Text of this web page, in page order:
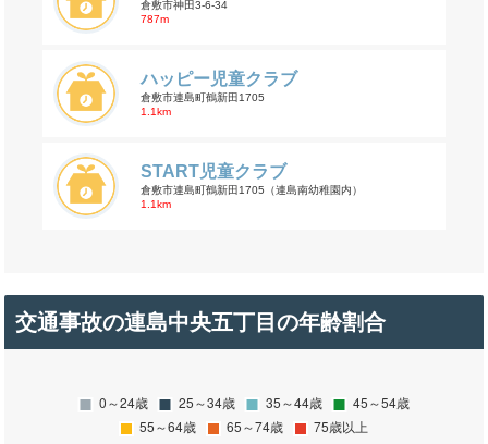
倉敷市神田3-6-34
787m
ハッピー児童クラブ
倉敷市連島町鶴新田1705
1.1km
START児童クラブ
倉敷市連島町鶴新田1705（連島南幼稚園内）
1.1km
交通事故の連島中央五丁目の年齢割合